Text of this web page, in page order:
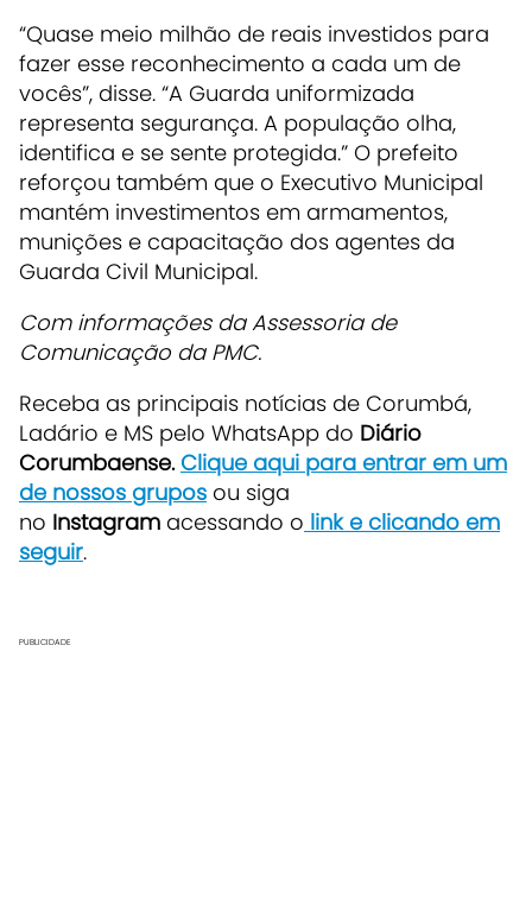
“Quase meio milhão de reais investidos para
fazer esse reconhecimento a cada um de
vocês”, disse. “A Guarda uniformizada
representa segurança. A população olha,
identifica e se sente protegida.” O prefeito
reforçou também que o Executivo Municipal
mantém investimentos em armamentos,
munições e capacitação dos agentes da
Guarda Civil Municipal.
Com informações da Assessoria de
Comunicação da PMC.
Receba as principais notícias de Corumbá,
Ladário e MS pelo WhatsApp do Diário
Corumbaense.Clique aqui para entrar em um
de nossos grupos ou siga
no Instagram acessando o link e clicando em
seguir.
PUBLICIDADE